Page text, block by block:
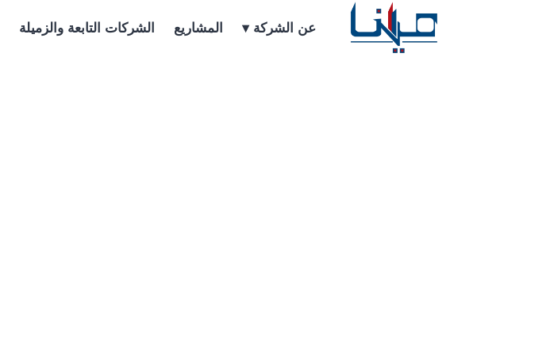
عن الشركة ▾ المشاريع الشركات التابعة والزميلة
Portfolio مشروع بهجة السكني – في مدينة صبنجة – الجمهورية التركية